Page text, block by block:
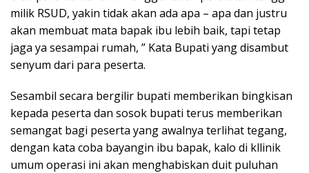
milik RSUD, yakin tidak akan ada apa – apa dan justru
akan membuat mata bapak ibu lebih baik, tapi tetap
jaga ya sesampai rumah, ” Kata Bupati yang disambut
senyum dari para peserta.
Sesambil secara bergilir bupati memberikan bingkisan
kepada peserta dan sosok bupati terus memberikan
semangat bagi peserta yang awalnya terlihat tegang,
dengan kata coba bayangin ibu bapak, kalo di kllinik
umum operasi ini akan menghabiskan duit puluhan